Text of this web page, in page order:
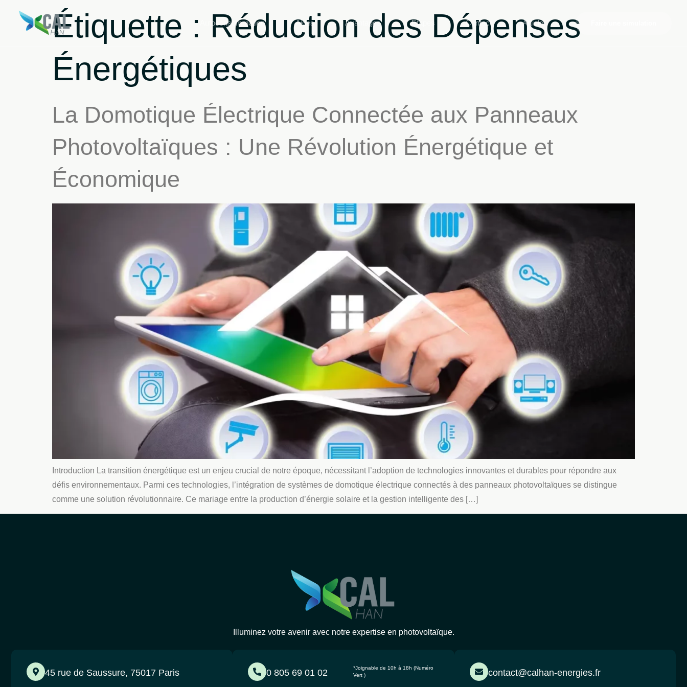
Autoconsommation Aides Avantages Étapes Contact Articles
Étiquette : Réduction des Dépenses
Énergétiques
La Domotique Électrique Connectée aux Panneaux
Photovoltaïques : Une Révolution Énergétique et
Économique
Introduction La transition énergétique est un enjeu crucial de notre époque, nécessitant l’adoption de technologies innovantes et durables pour répondre aux
défis environnementaux. Parmi ces technologies, l’intégration de systèmes de domotique électrique connectés à des panneaux photovoltaïques se distingue
comme une solution révolutionnaire. Ce mariage entre la production d’énergie solaire et la gestion intelligente des […]
Illuminez votre avenir avec notre expertise en photovoltaïque.
45 rue de Saussure, 75017 Paris 0 805 69 01 02
*Joignable de 10h à 18h (Numéro
Vert )
contact@calhan-energies.fr